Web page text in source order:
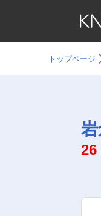
トップページ
26